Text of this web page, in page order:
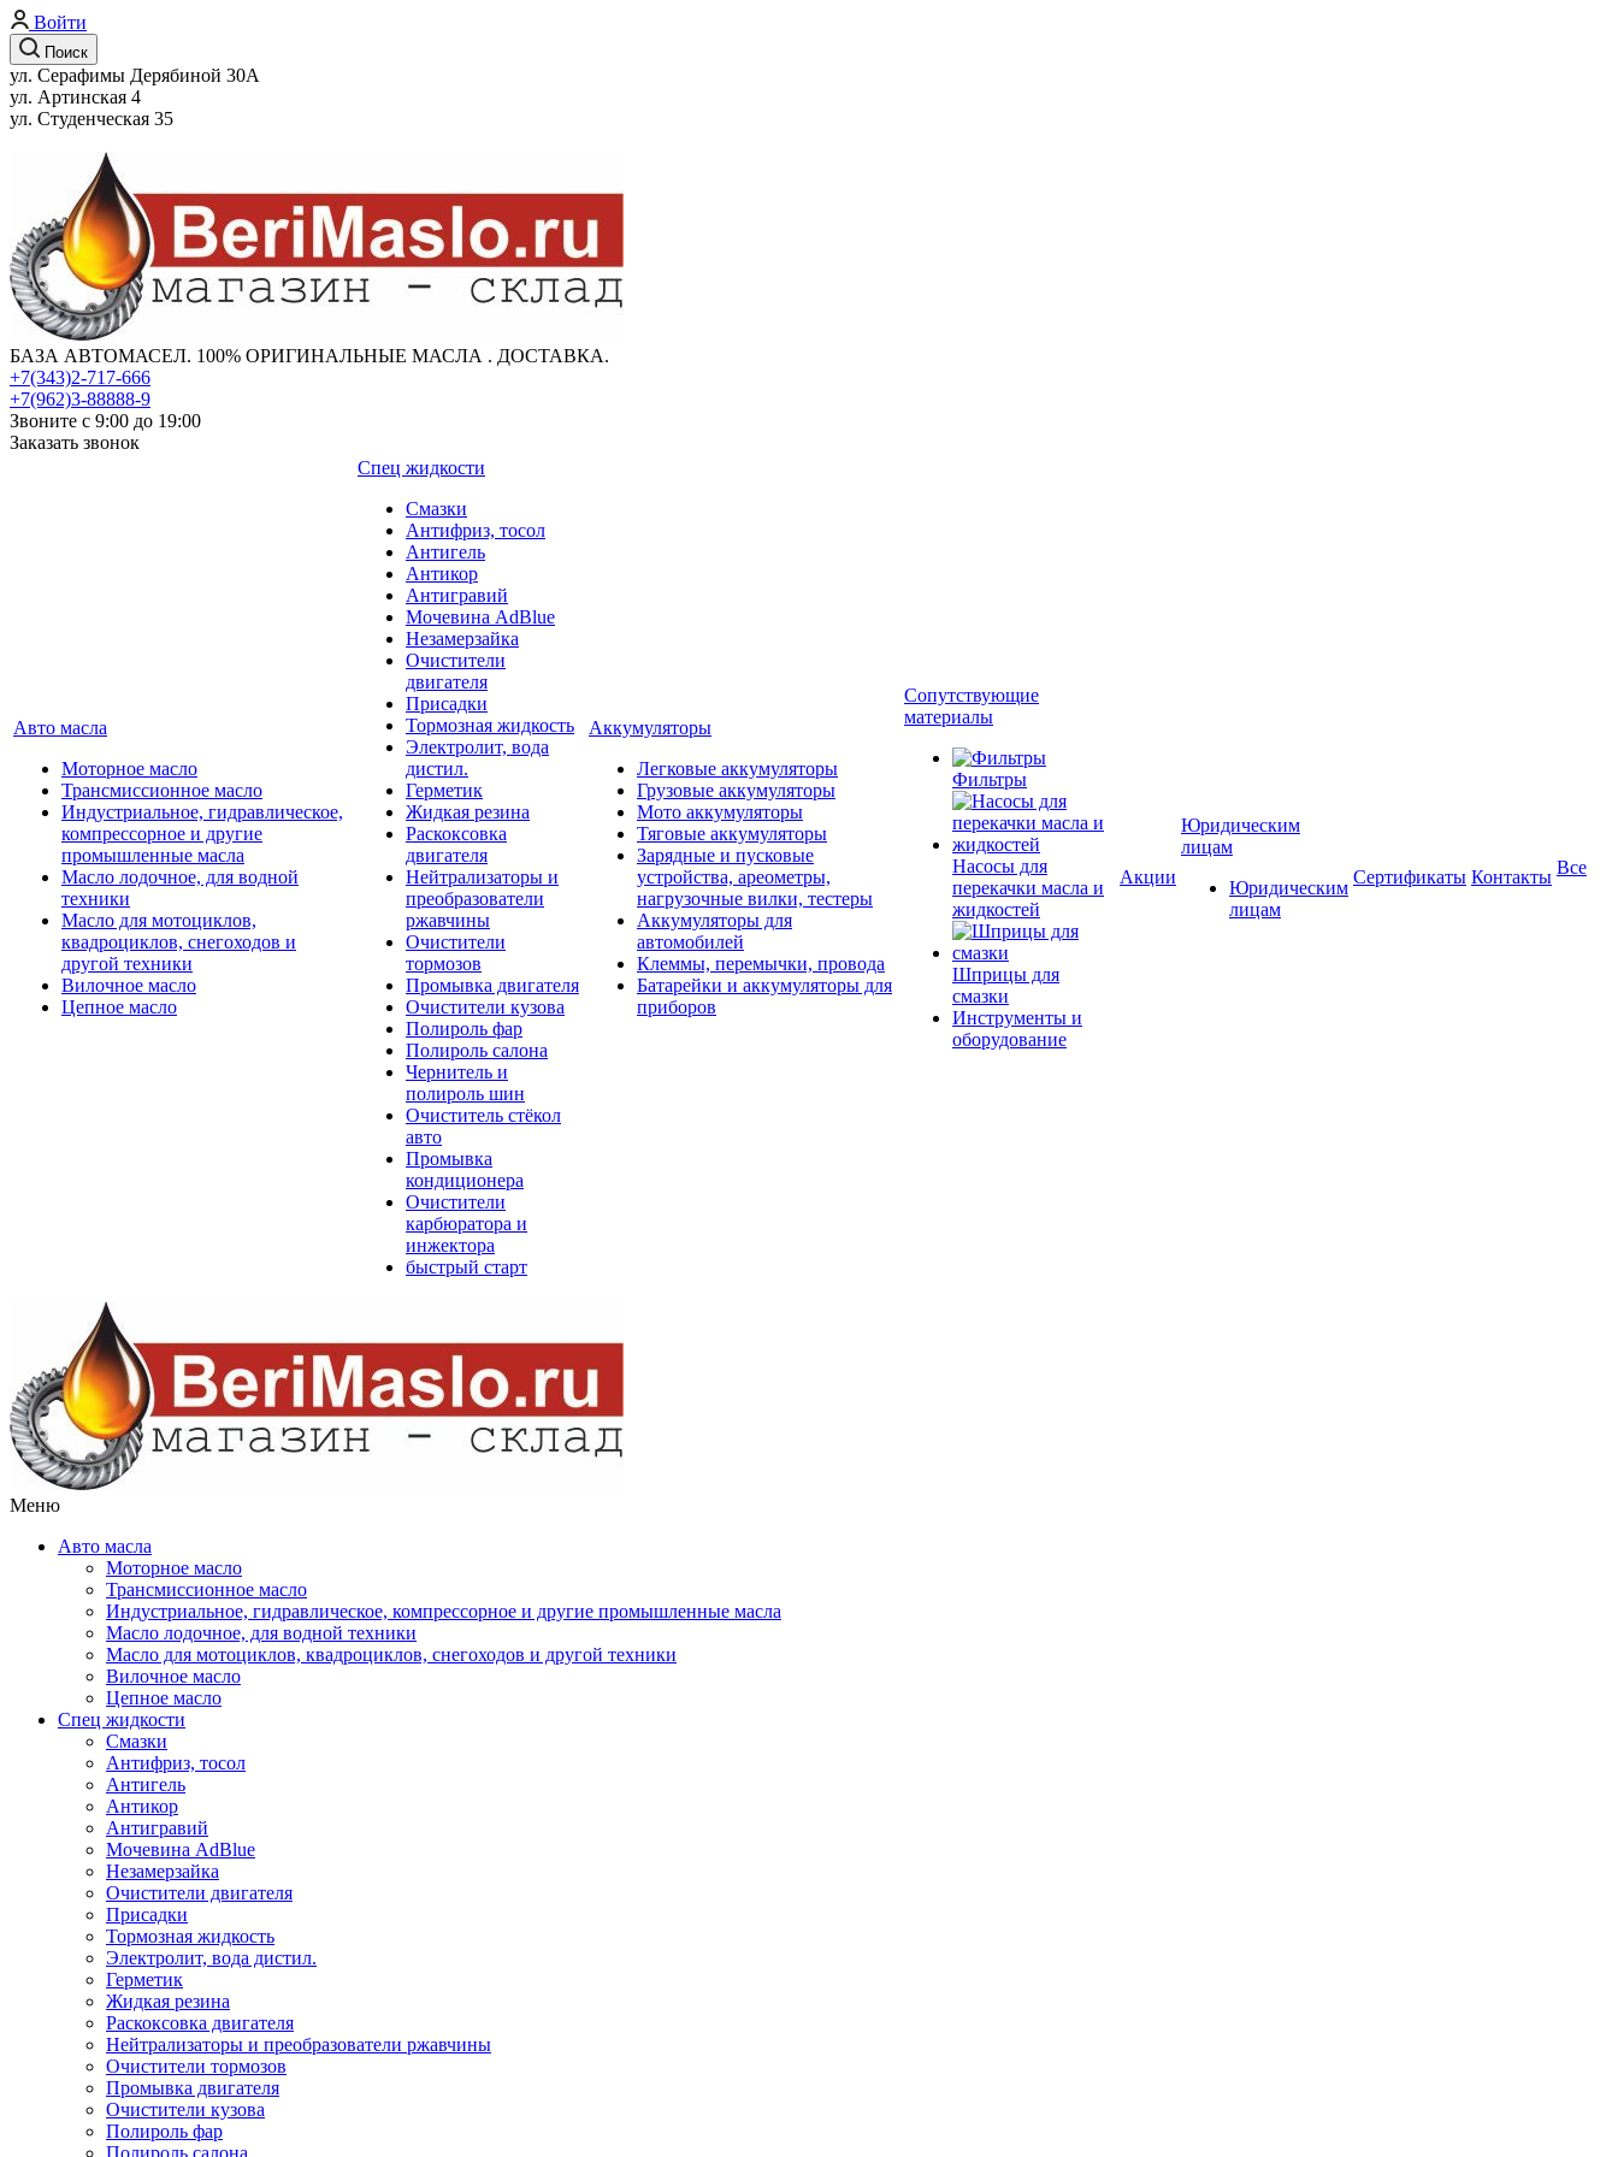
Войти
Поиск
ул. Серафимы Дерябиной 30А
ул. Артинская 4
ул. Студенческая 35
БАЗА АВТОМАСЕЛ. 100% ОРИГИНАЛЬНЫЕ МАСЛА . ДОСТАВКА.
+7(343)2-717-666
+7(962)3-88888-9
Звоните с 9:00 до 19:00
Заказать звонок
Авто масла
Моторное масло
Трансмиссионное масло
Индустриальное, гидравлическое,
компрессорное и другие
промышленные масла
Масло лодочное, для водной
техники
Масло для мотоциклов,
квадроциклов, снегоходов и
другой техники
Вилочное масло
Цепное масло
Спец жидкости
Смазки
Антифриз, тосол
Антигель
Антикор
Антигравий
Мочевина AdBlue
Незамерзайка
Очистители
двигателя
Присадки
Тормозная жидкость
Электролит, вода
дистил.
Герметик
Жидкая резина
Раскоксовка
двигателя
Нейтрализаторы и
преобразователи
ржавчины
Очистители
тормозов
Промывка двигателя
Очистители кузова
Полироль фар
Полироль салона
Чернитель и
полироль шин
Очиститель стёкол
авто
Промывка
кондиционера
Очистители
карбюратора и
инжектора
быстрый старт
Аккумуляторы
Легковые аккумуляторы
Грузовые аккумуляторы
Мото аккумуляторы
Тяговые аккумуляторы
Зарядные и пусковые
устройства, ареометры,
нагрузочные вилки, тестеры
Аккумуляторы для
автомобилей
Клеммы, перемычки, провода
Батарейки и аккумуляторы для
приборов
Сопутствующие
материалы
Фильтры
Насосы для
перекачки масла и
жидкостей
Шприцы для
смазки
Инструменты и
оборудование
Акции
Юридическим
лицам
Юридическим
лицам
Сертификаты Контакты Все
Меню
Авто масла
Моторное масло
Трансмиссионное масло
Индустриальное, гидравлическое, компрессорное и другие промышленные масла
Масло лодочное, для водной техники
Масло для мотоциклов, квадроциклов, снегоходов и другой техники
Вилочное масло
Цепное масло
Спец жидкости
Смазки
Антифриз, тосол
Антигель
Антикор
Антигравий
Мочевина AdBlue
Незамерзайка
Очистители двигателя
Присадки
Тормозная жидкость
Электролит, вода дистил.
Герметик
Жидкая резина
Раскоксовка двигателя
Нейтрализаторы и преобразователи ржавчины
Очистители тормозов
Промывка двигателя
Очистители кузова
Полироль фар
Полироль салона